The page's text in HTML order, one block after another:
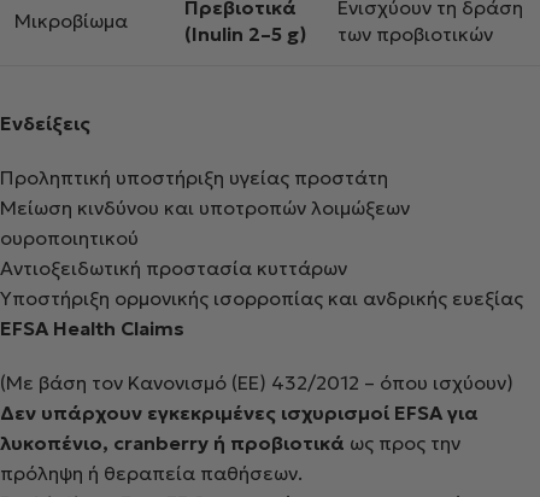
Μικροβίωμα
Πρεβιοτικά
(Inulin 2–5 g)
Ενισχύουν τη δράση
των προβιοτικών
Ενδείξεις
Προληπτική υποστήριξη υγείας προστάτη
Μείωση κινδύνου και υποτροπών λοιμώξεων
ουροποιητικού
Αντιοξειδωτική προστασία κυττάρων
Υποστήριξη ορμονικής ισορροπίας και ανδρικής ευεξίας
EFSA Health Claims
(Με βάση τον Κανονισμό (ΕΕ) 432/2012 – όπου ισχύουν)
Δεν υπάρχουν εγκεκριμένες ισχυρισμοί EFSA για
λυκοπένιο, cranberry ή προβιοτικά ως προς την
πρόληψη ή θεραπεία παθήσεων.